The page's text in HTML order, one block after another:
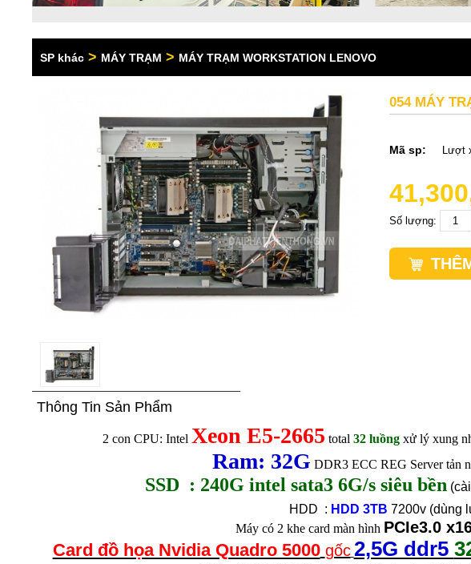
SP khác > MÁY TRẠM > MÁY TRẠM WORKSTATION LENOVO
054 MÁY
Mã sp: Lượt
Số lượng:
Thông Tin Sản Phẩm
2 con CPU: Intel Xeon E5-2665 total 32 luồngxử lý xung
Ram: 32G DDR3 ECC REG Server tản
SSD : 240G intel sata3 6G/s siêu bền
HDD : HDD 3TB 7200v (dùng
Máy có 2 khe card màn hình PCIe3.0
Card đồ họa Nvidia Quadro 5000 gốc 2,5G ddr5